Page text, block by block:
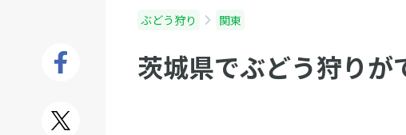
ぶどう狩り 関東
茨城県でぶどう狩りが